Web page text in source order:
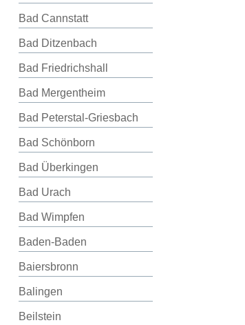
Bad Cannstatt
Bad Ditzenbach
Bad Friedrichshall
Bad Mergentheim
Bad Peterstal-Griesbach
Bad Schönborn
Bad Überkingen
Bad Urach
Bad Wimpfen
Baden-Baden
Baiersbronn
Balingen
Beilstein